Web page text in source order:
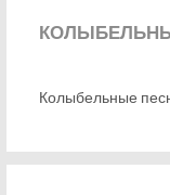
Колыбельные